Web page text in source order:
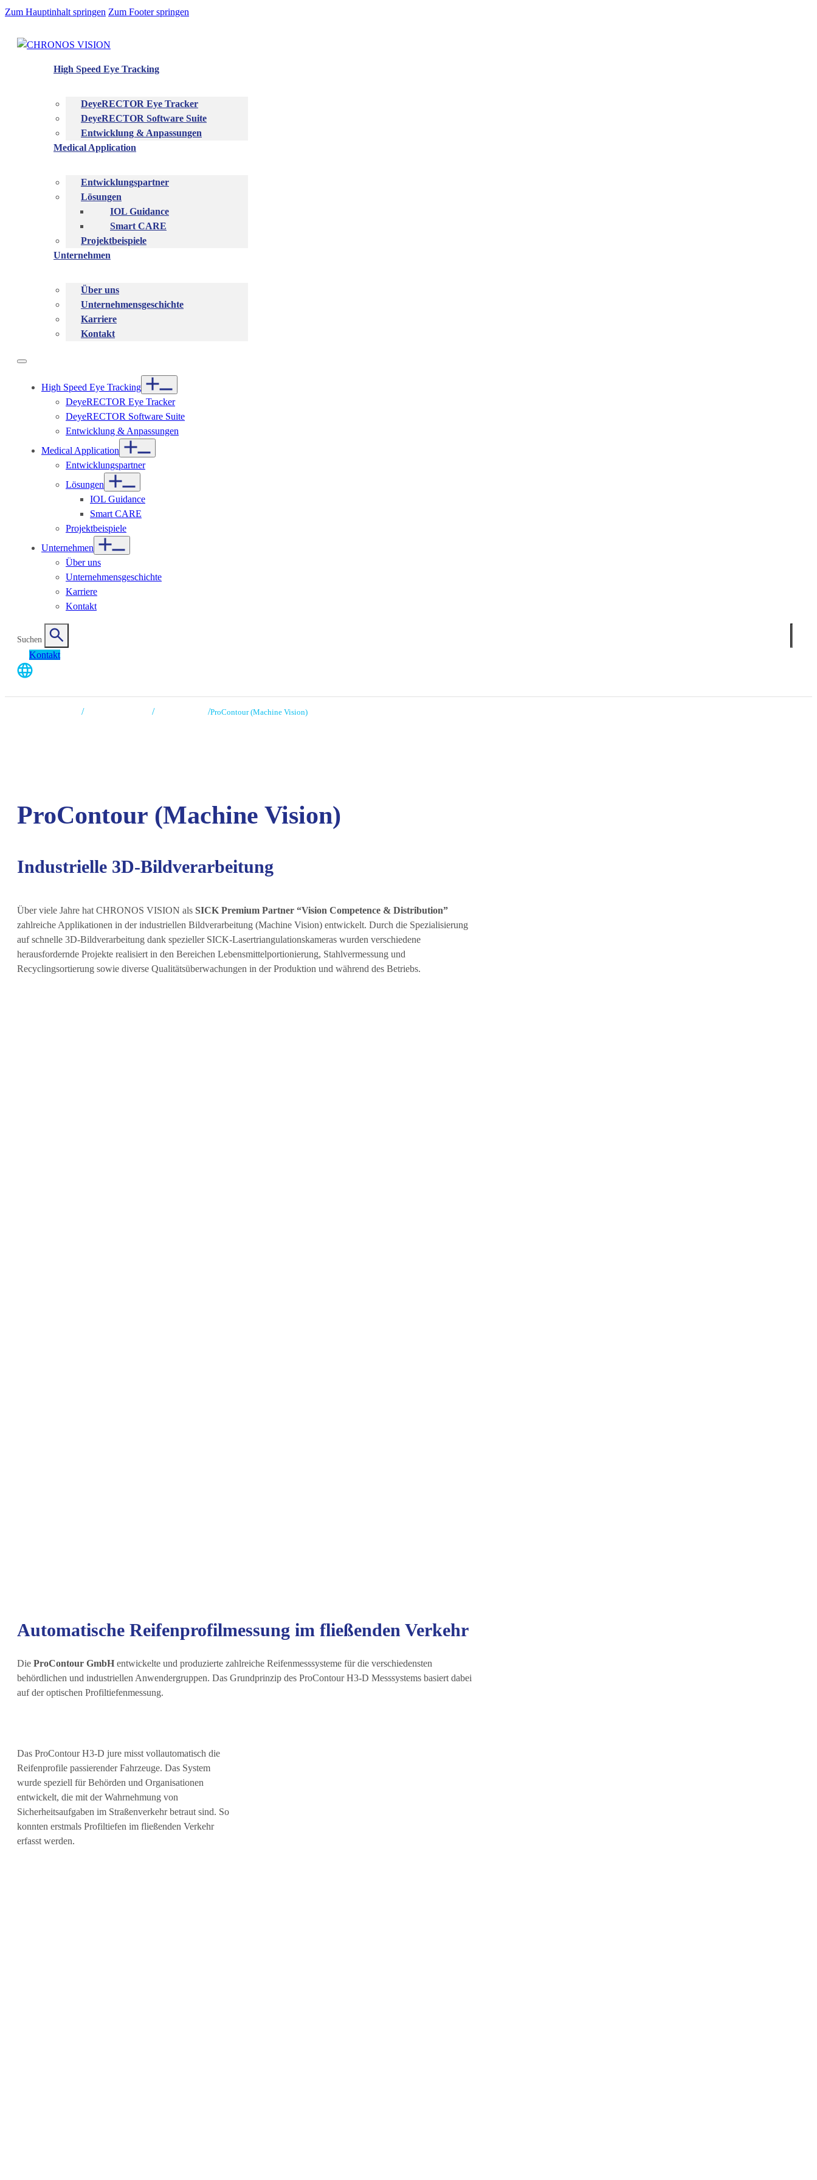
Zum Hauptinhalt springen Zum Footer springen
High Speed Eye Tracking
DeyeRECTOR Eye Tracker
DeyeRECTOR Software Suite
Entwicklung & Anpassungen
Medical Application
Entwicklungspartner
Lösungen
IOL Guidance
Smart CARE
Projektbeispiele
Unternehmen
Über uns
Unternehmensgeschichte
Karriere
Kontakt
High Speed Eye Tracking
DeyeRECTOR Eye Tracker
DeyeRECTOR Software Suite
Entwicklung & Anpassungen
Medical Application
Entwicklungspartner
Lösungen
IOL Guidance
Smart CARE
Projektbeispiele
Unternehmen
Über uns
Unternehmensgeschichte
Karriere
Kontakt
Suchen
Kontakt
/ / /ProContour (Machine Vision)
ProContour (Machine Vision)
Industrielle 3D-Bildverarbeitung
Über viele Jahre hat CHRONOS VISION als SICK Premium Partner “Vision Competence & Distribution”
zahlreiche Applikationen in der industriellen Bildverarbeitung (Machine Vision) entwickelt. Durch die Spezialisierung
auf schnelle 3D-Bildverarbeitung dank spezieller SICK-Lasertriangulationskameras wurden verschiedene
herausfordernde Projekte realisiert in den Bereichen Lebensmittelportionierung, Stahlvermessung und
Recyclingsortierung sowie diverse Qualitätsüberwachungen in der Produktion und während des Betriebs.
Automatische Reifenprofilmessung im fließenden Verkehr
Die ProContour GmbH entwickelte und produzierte zahlreiche Reifenmesssysteme für die verschiedensten
behördlichen und industriellen Anwendergruppen. Das Grundprinzip des ProContour H3-D Messsystems basiert dabei
auf der optischen Profiltiefenmessung.
Das ProContour H3-D jure misst vollautomatisch die
Reifenprofile passierender Fahrzeuge. Das System
wurde speziell für Behörden und Organisationen
entwickelt, die mit der Wahrnehmung von
Sicherheitsaufgaben im Straßenverkehr betraut sind. So
konnten erstmals Profiltiefen im fließenden Verkehr
erfasst werden.